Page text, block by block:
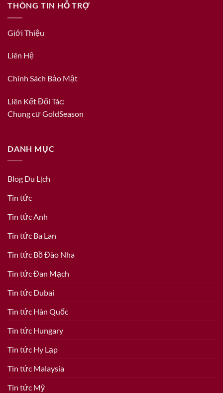
THÔNG TIN HỖ TRỢ
Giới Thiệu
Liên Hệ
Chính Sách Bảo Mật
Liên Kết Đối Tác:
Chung cư GoldSeason
DANH MỤC
Blog Du Lịch
Tin tức
Tin tức Anh
Tin tức Ba Lan
Tin tức Bồ Đào Nha
Tin tức Đan Mạch
Tin tức Dubai
Tin tức Hàn Quốc
Tin tức Hungary
Tin tức Hy Lạp
Tin tức Malaysia
Tin tức Mỹ